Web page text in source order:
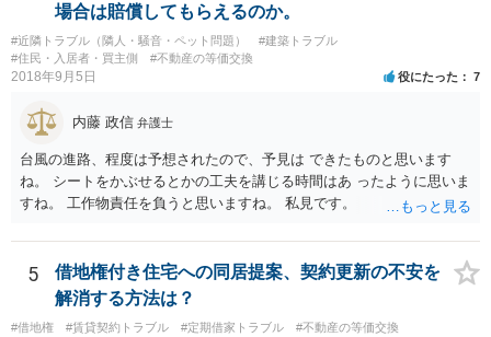
場合は賠償してもらえるのか。
#近隣トラブル（隣人・騒音・ペット問題）
#建築トラブル
#住民・入居者・買主側
#不動産の等価交換
2018年9月5日 役にたった 7
内藤 政信 弁護士
台風の進路、程度は予想されたので、予見は できたものと思います
ね。 シートをかぶせるとかの工夫を講じる時間はあ ったように思いま
すね。 工作物責任を負うと思いますね。 私見です。
5
借地権付き住宅への同居提案、契約更新の不安を
解消する方法は？
#借地権 #賃貸契約トラブル #定期借家トラブル
#不動産の等価交換